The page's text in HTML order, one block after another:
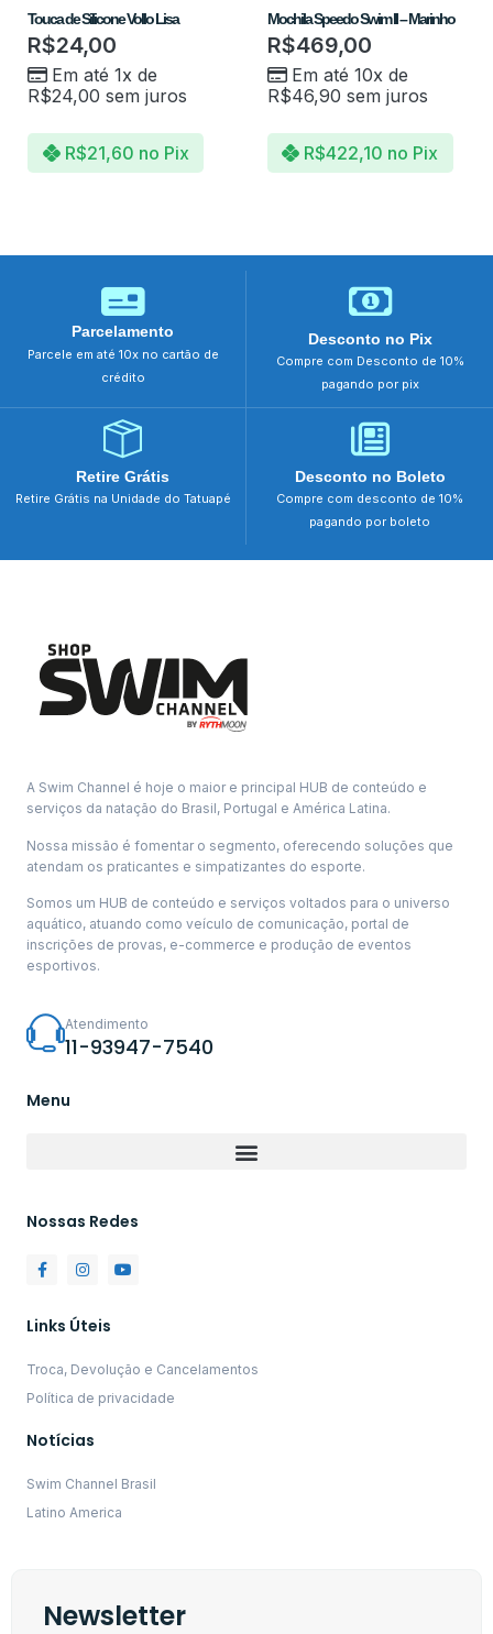
Touca de Silicone Vollo Lisa
R$24,00
Em até 1x de
R$24,00 sem juros
R$21,60 no Pix
Mochila Speedo Swim II – Marinho
R$469,00
Em até 10x de
R$46,90 sem juros
R$422,10 no Pix
Parcelamento
Parcele em até 10x no cartão de
crédito
Desconto no Pix
Compre com Desconto de 10%
pagando por pix
Retire Grátis
Retire Grátis na Unidade do Tatuapé
Desconto no Boleto
Compre com desconto de 10%
pagando por boleto
A Swim Channel é hoje o maior e principal HUB de conteúdo e
serviços da natação do Brasil, Portugal e América Latina.
Nossa missão é fomentar o segmento, oferecendo soluções que
atendam os praticantes e simpatizantes do esporte.
Somos um HUB de conteúdo e serviços voltados para o universo
aquático, atuando como veículo de comunicação, portal de
inscrições de provas, e-commerce e produção de eventos
esportivos.
Atendimento
11-93947-7540
Menu
Nossas Redes
Links Úteis
Troca, Devolução e Cancelamentos
Política de privacidade
Notícias
Swim Channel Brasil
Latino America
Newsletter